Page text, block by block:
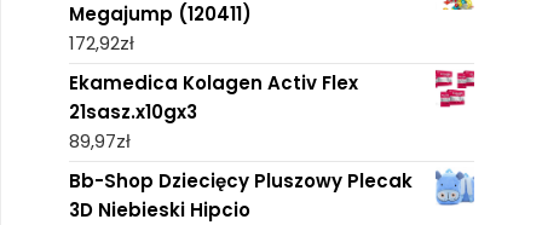
Megajump (120411)
172,92zł
Ekamedica Kolagen Activ Flex
21sasz.x10gx3
89,97zł
Bb-Shop Dziecięcy Pluszowy Plecak
3D Niebieski Hipcio